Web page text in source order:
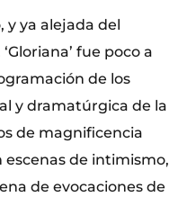
y ya alejada del
fue poco a
de los
y dramatúrgica de la
de magnificencia
escenas de intimismo,
de evocaciones de